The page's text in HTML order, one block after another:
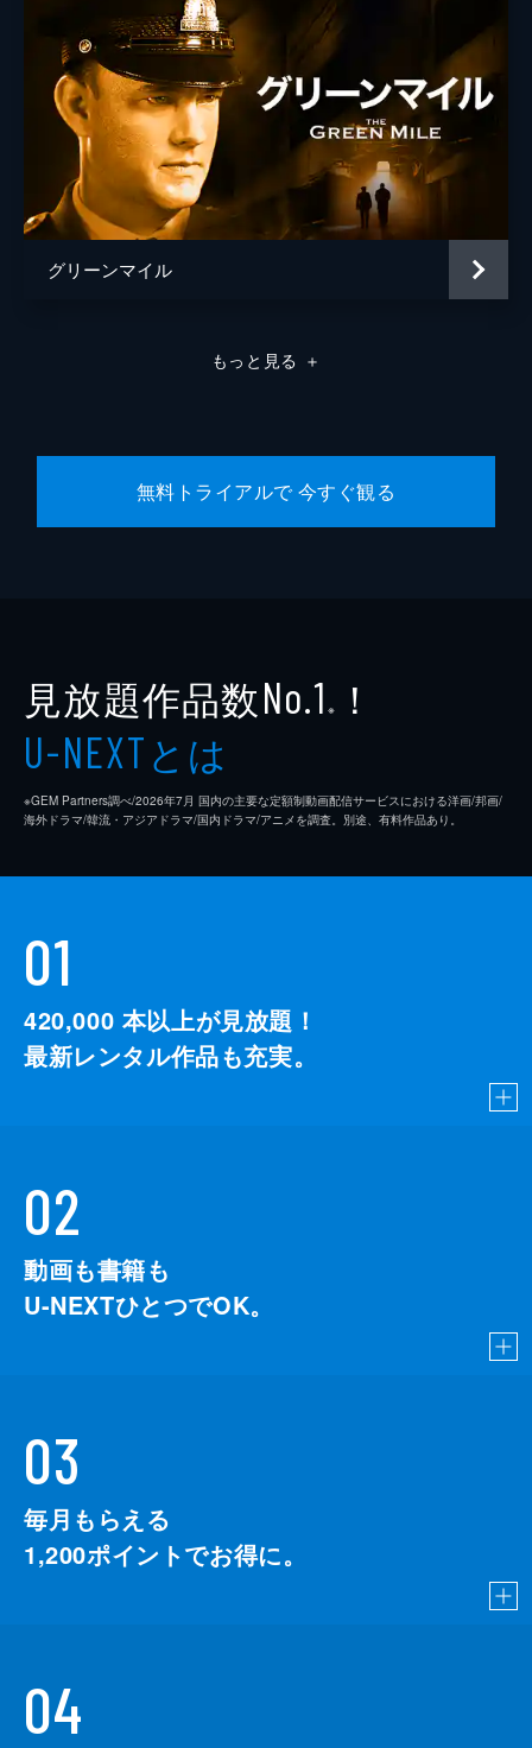
グリーンマイル
もっと見る ＋
無料トライアルで 今すぐ観る
見放題作品数No.1 ※ ！
U-NEXTとは
※GEM Partners調べ/2026年7⽉ 国内の主要な定額制動画配信サービスにおける洋画/邦画/
海外ドラマ/韓流・アジアドラマ/国内ドラマ/アニメを調査。別途、有料作品あり。
01
420,000 本以上が見放題！
最新レンタル作品も充実。
02
動画も書籍も
U-NEXTひとつでOK。
03
毎月もらえる
1,200ポイントでお得に。
04